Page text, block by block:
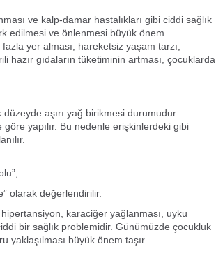
ve kalp-damar hastalıkları gibi ciddi sağlık
edilmesi ve önlenmesi büyük önem
yer alması, hareketsiz yaşam tarzı,
hazır gıdaların tüketiminin artması, çocuklarda
aşırı yağ birikmesi durumudur.
yapılır. Bu nedenle erişkinlerdeki gibi
olarak değerlendirilir.
karaciğer yağlanması, uyku
bir sağlık problemidir. Günümüzde çocukluk
yaklaşılması büyük önem taşır.